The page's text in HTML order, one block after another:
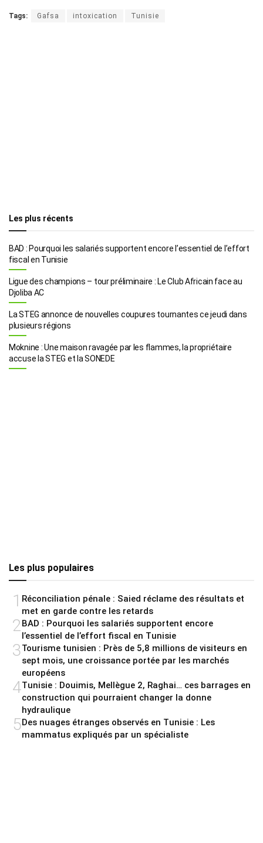
Tags: Gafsa intoxication Tunisie
Les plus récents
BAD : Pourquoi les salariés supportent encore l’essentiel de l’effort
fiscal en Tunisie
Ligue des champions – tour préliminaire : Le Club Africain face au
Djoliba AC
La STEG annonce de nouvelles coupures tournantes ce jeudi dans
plusieurs régions
Moknine : Une maison ravagée par les flammes, la propriétaire
accuse la STEG et la SONEDE
Les plus populaires
1 Réconciliation pénale : Saied réclame des résultats et
met en garde contre les retards
2 BAD : Pourquoi les salariés supportent encore
l’essentiel de l’effort fiscal en Tunisie
3Tourisme tunisien : Près de 5,8 millions de visiteurs en
sept mois, une croissance portée par les marchés
européens
4Tunisie : Douimis, Mellègue 2, Raghai… ces barrages en
construction qui pourraient changer la donne
hydraulique
5Des nuages étranges observés en Tunisie : Les
mammatus expliqués par un spécialiste